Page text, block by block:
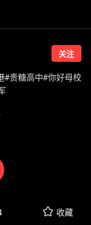
关注
#贵糖高中#你好母校
收藏